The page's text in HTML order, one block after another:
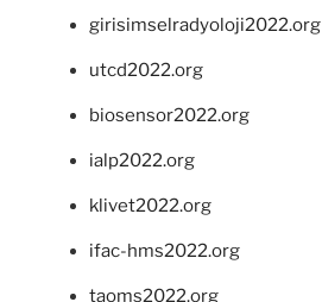
girisimselradyoloji2022.org
utcd2022.org
biosensor2022.org
ialp2022.org
klivet2022.org
ifac-hms2022.org
taoms2022.org